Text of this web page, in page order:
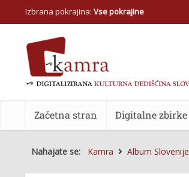
Izbrana pokrajina: Vse pokrajine
Začetna stran Digitalne zbirke
Nahajate se: Kamra Album Slovenije